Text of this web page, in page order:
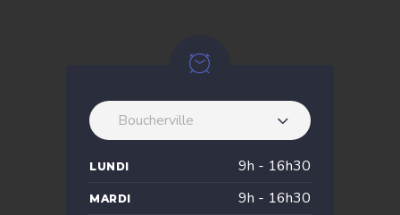
Boucherville
LUNDI 9h - 16h30
MARDI 9h - 16h30